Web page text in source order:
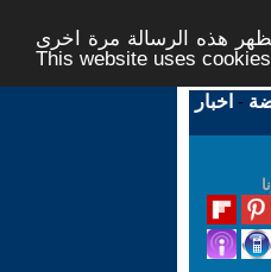
هذه الرسالة مرة اخرى -
This website uses
- اخبار